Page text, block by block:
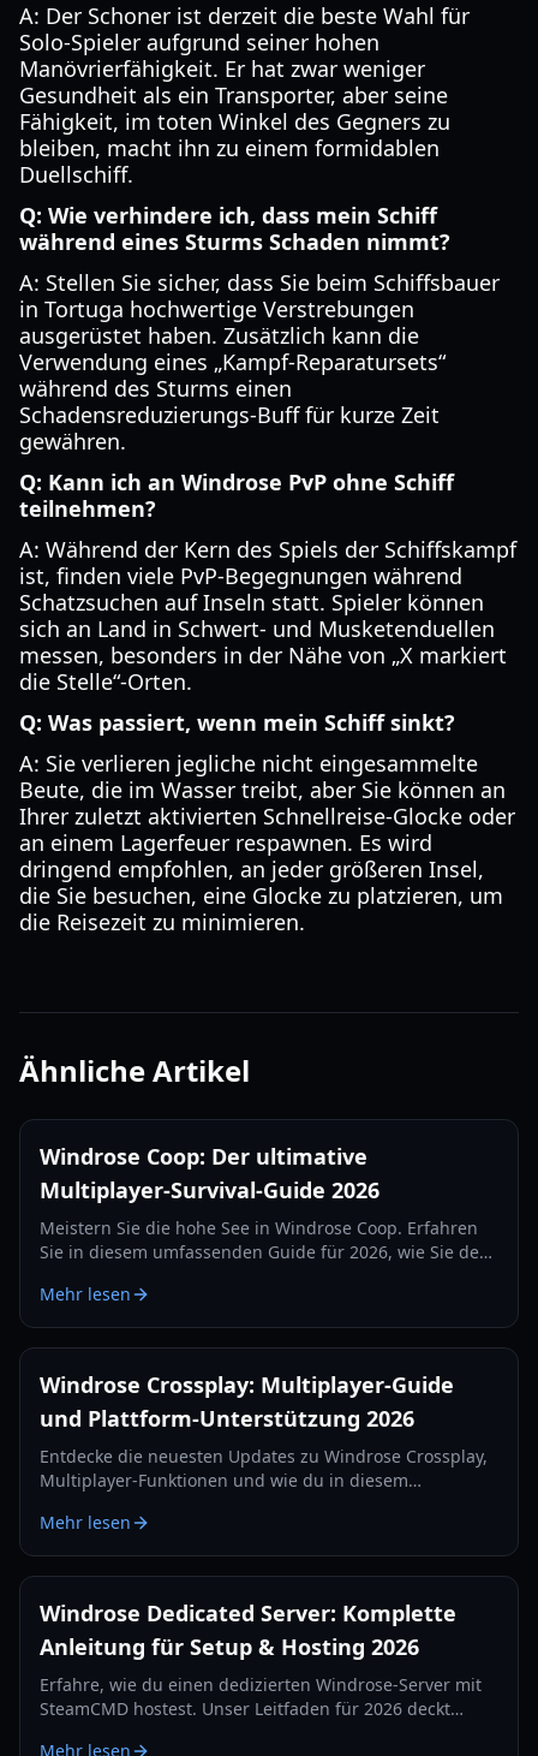
A: Der Schoner ist derzeit die beste Wahl für
Solo-Spieler aufgrund seiner hohen
Manövrierfähigkeit. Er hat zwar weniger
Gesundheit als ein Transporter, aber seine
Fähigkeit, im toten Winkel des Gegners zu
bleiben, macht ihn zu einem formidablen
Duellschiff.
Q: Wie verhindere ich, dass mein Schiff
während eines Sturms Schaden nimmt?
A: Stellen Sie sicher, dass Sie beim Schiffsbauer
in Tortuga hochwertige Verstrebungen
ausgerüstet haben. Zusätzlich kann die
Verwendung eines „Kampf-Reparatursets“
während des Sturms einen
Schadensreduzierungs-Buff für kurze Zeit
gewähren.
Q: Kann ich an Windrose PvP ohne Schiff
teilnehmen?
A: Während der Kern des Spiels der Schiffskampf
ist, finden viele PvP-Begegnungen während
Schatzsuchen auf Inseln statt. Spieler können
sich an Land in Schwert- und Musketenduellen
messen, besonders in der Nähe von „X markiert
die Stelle“-Orten.
Q: Was passiert, wenn mein Schiff sinkt?
A: Sie verlieren jegliche nicht eingesammelte
Beute, die im Wasser treibt, aber Sie können an
Ihrer zuletzt aktivierten Schnellreise-Glocke oder
an einem Lagerfeuer respawnen. Es wird
dringend empfohlen, an jeder größeren Insel,
die Sie besuchen, eine Glocke zu platzieren, um
die Reisezeit zu minimieren.
Ähnliche Artikel
Windrose Coop: Der ultimative
Multiplayer-Survival-Guide 2026
Meistern Sie die hohe See in Windrose Coop. Erfahren
Sie in diesem umfassenden Guide für 2026, wie Sie den
bauen und mit Ihrer Crew über 90 handgefertigte
Ruinen erobern.
Mehr lesen
Windrose Crossplay: Multiplayer-Guide
und Plattform-Unterstützung 2026
Entdecke die neuesten Updates zu Windrose Crossplay,
Multiplayer-Funktionen und wie du in diesem
Mehr lesen
Windrose Dedicated Server: Komplette
Anleitung für Setup & Hosting 2026
Erfahre, wie du einen dedizierten Windrose-Server mit
SteamCMD hostest. Unser Leitfaden für 2026 deckt
Mehr lesen